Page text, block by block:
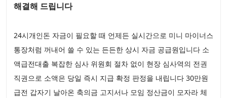
해결해 드립니다
24시개인돈 자금이 필요할 때 언제든 실시간으로 미니 마이너스
통장처럼 꺼내어 쓸 수 있는 든든한 상시 자금 공급원입니다 소
액급전대출 복잡한 심사 위원회 절차 없이 현장 심사역의 전권
직권으로 소액은 당일 즉시 지급 확정 판정을 내립니다 30만원
급전 갑자기 날아온 축의금 고지서나 모임 정산금이 모자라 체